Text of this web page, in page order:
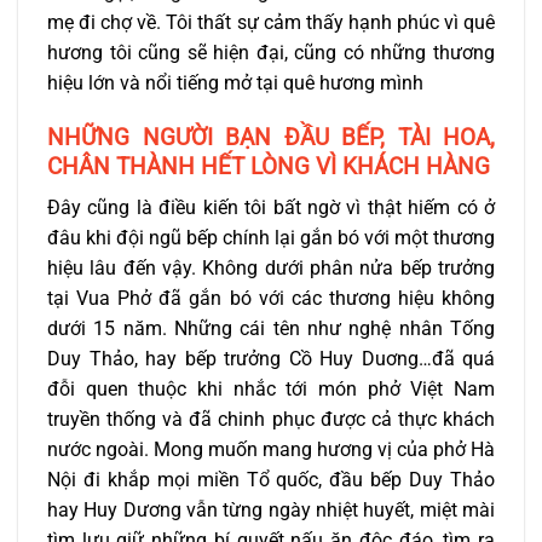
mẹ đi chợ về. Tôi thất sự cảm thấy hạnh phúc vì quê
hương tôi cũng sẽ hiện đại, cũng có những thương
hiệu lớn và nổi tiếng mở tại quê hương mình
NHỮNG NGƯỜI BẠN ĐẦU BẾP, TÀI HOA,
CHÂN THÀNH HẾT LÒNG VÌ KHÁCH HÀNG
Đây cũng là điều kiến tôi bất ngờ vì thật hiếm có ở
đâu khi đội ngũ bếp chính lại gắn bó với một thương
hiệu lâu đến vậy. Không dưới phân nửa bếp trưởng
tại Vua Phở đã gắn bó với các thương hiệu không
dưới 15 năm. Những cái tên như nghệ nhân Tống
Duy Thảo, hay bếp trưởng Cồ Huy Duơng…đã quá
đỗi quen thuộc khi nhắc tới món phở Việt Nam
truyền thống và đã chinh phục được cả thực khách
nước ngoài. Mong muốn mang hương vị của phở Hà
Nội đi khắp mọi miền Tổ quốc, đầu bếp Duy Thảo
hay Huy Dương vẫn từng ngày nhiệt huyết, miệt mài